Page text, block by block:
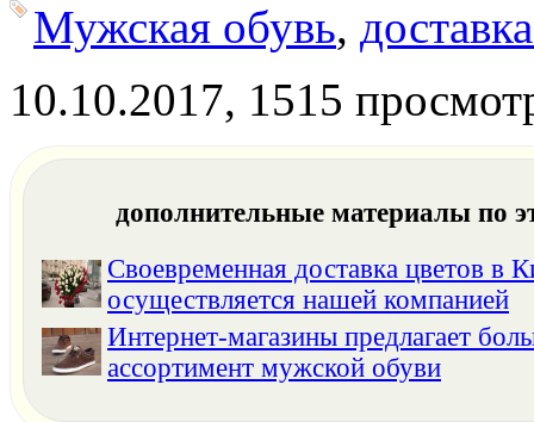
Мужская обувь,
10.10.2017, 1515
дополнительные материалы по
Своевременная доставка цветов в
осуществляется нашей компанией
Интернет-магазины предлагает
ассортимент мужской обуви